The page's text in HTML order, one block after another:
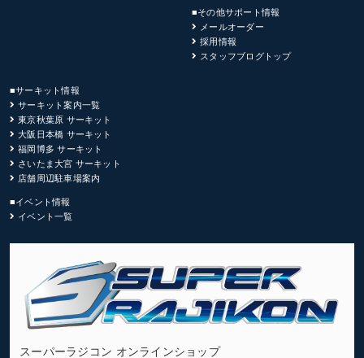
■その他サポート情報
メールオーダー
採用情報
スタッフブログトップ
■サーキット情報
サーキット案内一覧
東京秋葉原 サーキット
大阪日本橋 サーキット
福岡博多 サーキット
さいたま大宮 サーキット
店舗周辺駐車場案内
■イベント情報
イベント一覧
スーパーラジコン オンラインショップ